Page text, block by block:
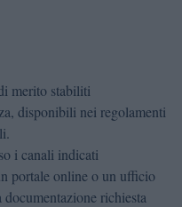
merito stabiliti
disponibili nei regolamenti
i canali indicati
portale online o un ufficio
richiesta